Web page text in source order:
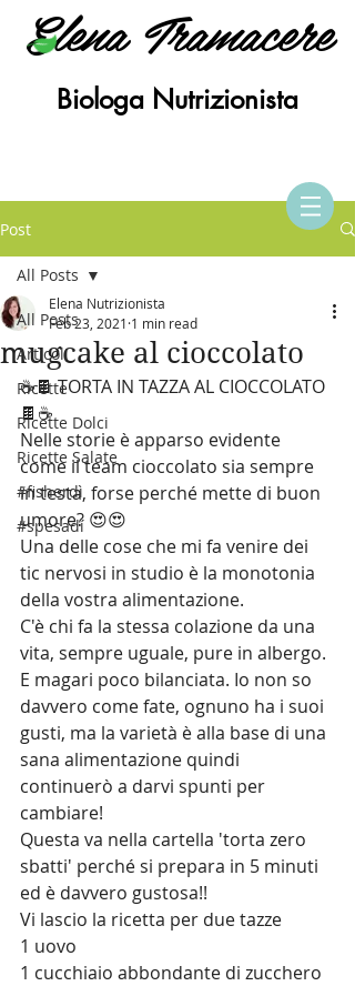
Elena Tramacere
Biologa Nutrizionista
Post
All Posts
Articoli
Ricette
Ricette Dolci
Ricette Salate
#fisherdì
#spesadí
All Posts
mugcake al cioccolato
Elena Nutrizionista
Feb 23, 2021 1 min read
☕🍫 TORTA IN TAZZA AL CIOCCOLATO
🍫☕
Nelle storie è apparso evidente
come il team cioccolato sia sempre
in testa, forse perché mette di buon
umore? 😍😍
Una delle cose che mi fa venire dei
tic nervosi in studio è la monotonia
della vostra alimentazione.
C'è chi fa la stessa colazione da una
vita, sempre uguale, pure in albergo.
E magari poco bilanciata. Io non so
davvero come fate, ognuno ha i suoi
gusti, ma la varietà è alla base di una
sana alimentazione quindi
continuerò a darvi spunti per
cambiare!
Questa va nella cartella 'torta zero
sbatti' perché si prepara in 5 minuti
ed è davvero gustosa!!
Vi lascio la ricetta per due tazze
1 uovo
1 cucchiaio abbondante di zucchero